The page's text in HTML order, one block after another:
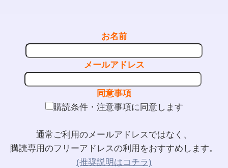
お名前
メールアドレス
同意事項
購読条件・注意事項に同意します
通常ご利用のメールアドレスではなく、
購読専用のフリーアドレスの利用をおすすめします。
(推奨説明はコチラ)